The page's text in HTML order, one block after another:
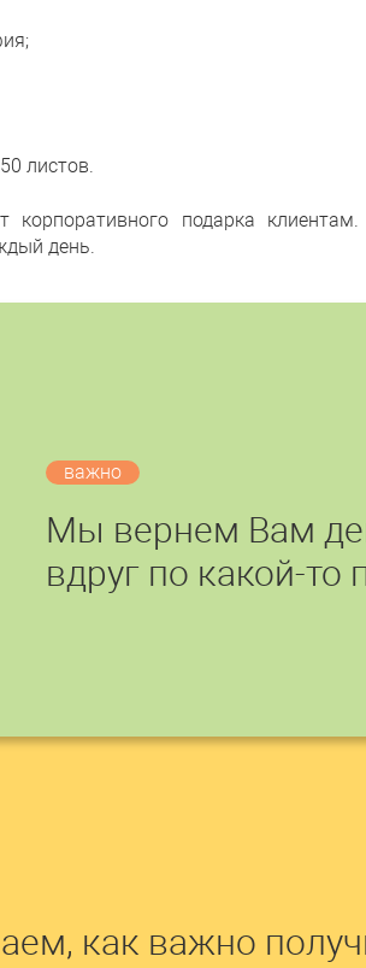
листов.
корпоративного подарка
день.
важно
Мы вернем Вам
вдруг по какой-то
как важно